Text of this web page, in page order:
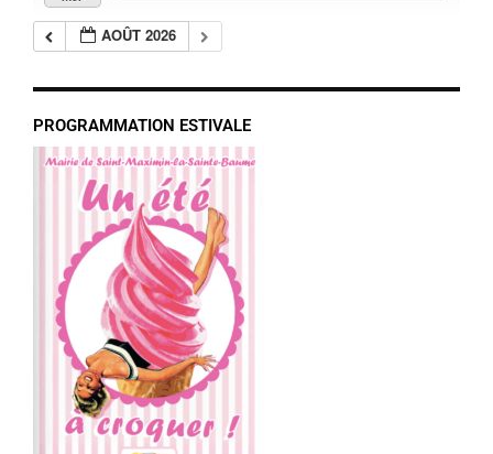
PROGRAMMATION ESTIVALE
AOÛT 2026